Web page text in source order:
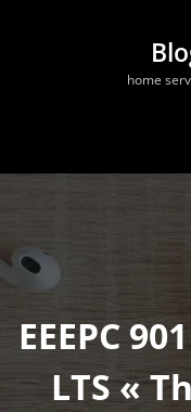
home
EEEPC
LTS «